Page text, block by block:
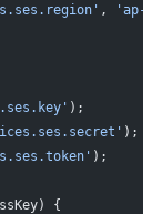
,
'ap-
);
);
);
{